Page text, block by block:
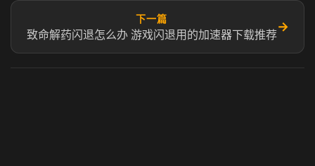
下一篇
致命解药闪退怎么办 游戏闪退用的加速器下载推荐
→